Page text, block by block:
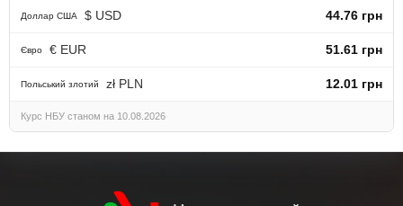
Доллар США $ USD 44.76 грн
Євро € EUR 51.61 грн
Польський злотий zł PLN 12.01 грн
Курс НБУ станом на 10.08.2026